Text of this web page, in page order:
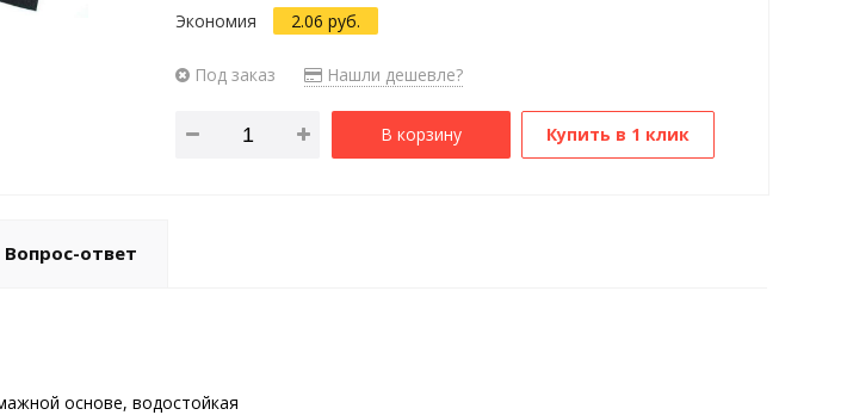
Экономия 2.06 руб.
Под заказ Нашли дешевле?
В корзину Купить в 1 клик
Вопрос-ответ
основе, водостойкая